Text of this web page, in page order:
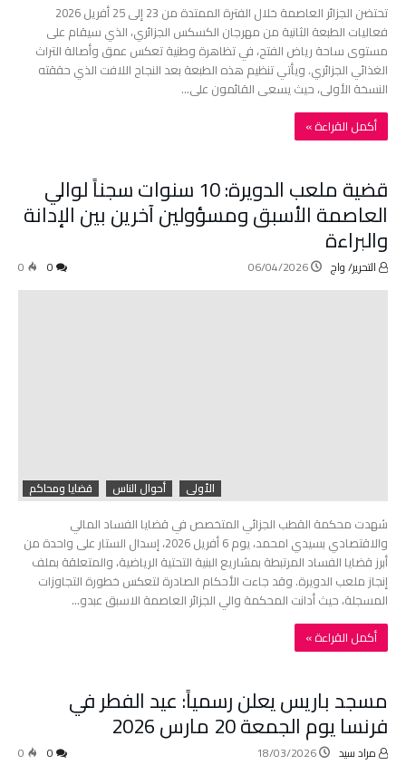
تحتضن الجزائر العاصمة خلال الفترة الممتدة من 23 إلى 25 أفريل 2026
فعاليات الطبعة الثانية من مهرجان الكسكس الجزائري، الذي سيقام على
مستوى ساحة رياض الفتح، في تظاهرة وطنية تعكس عمق وأصالة التراث
الغذائي الجزائري. ويأتي تنظيم هذه الطبعة بعد النجاح اللافت الذي حققته
النسخة الأولى، حيث يسعى القائمون على…
‫أكمل القراءة »‬
قضية ملعب الدويرة: 10 سنوات سجناً لوالي
العاصمة الأسبق ومسؤولين آخرين بين الإدانة
والبراءة
التحرير/ واج 06/04/2026
0
الأولى أحوال الناس قضايا ومحاكم
شهدت محكمة القطب الجزائي المتخصص في قضايا الفساد المالي
والاقتصادي بسيدي امحمد، يوم 6 أفريل 2026، إسدال الستار على واحدة من
أبرز قضايا الفساد المرتبطة بمشاريع البنية التحتية الرياضية، والمتعلقة بملف
إنجاز ملعب الدويرة. وقد جاءت الأحكام الصادرة لتعكس خطورة التجاوزات
المسجلة، حيث أدانت المحكمة والي الجزائر العاصمة الاسبق عبدو…
‫أكمل القراءة »‬
مسجد باريس يعلن رسمياً: عيد الفطر في
فرنسا يوم الجمعة 20 مارس 2026
مراد سيد 18/03/2026
0